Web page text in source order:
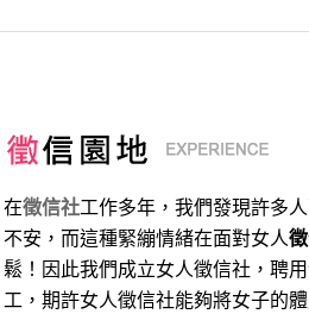
在徵信社工作多年，我們發現許多
不安，而這種緊繃情緒在面對女人
鬆！因此我們成立女人徵信社，聘
工，期許女人徵信社能夠將女子的